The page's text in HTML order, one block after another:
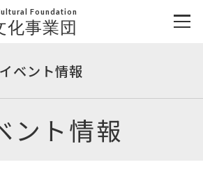
Foundation
化事業団
ベント情報
ント情報